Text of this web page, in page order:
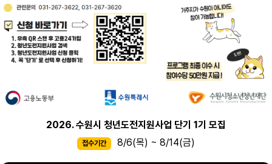
2026. 수원시 청년도전지원사업 단기 1기 모집
접수기간 8/6(목) ~ 8/14(금)